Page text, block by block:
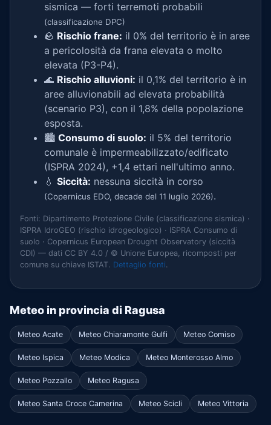
sismica — forti terremoti probabili
(classificazione DPC)
🪨 Rischio frane: il 0% del territorio è in aree
a pericolosità da frana elevata o molto
elevata (P3-P4).
🌊 Rischio alluvioni: il 0,1% del territorio è in
aree alluvionabili ad elevata probabilità
(scenario P3), con il 1,8% della popolazione
esposta.
🏙️ Consumo di suolo: il 5% del territorio
comunale è impermeabilizzato/edificato
(ISPRA 2024), +1,4 ettari nell'ultimo anno.
💧 Siccità: nessuna siccità in corso
(Copernicus EDO, decade del 11 luglio 2026).
Fonti: Dipartimento Protezione Civile (classificazione sismica) ·
ISPRA IdroGEO (rischio idrogeologico) · ISPRA Consumo di
suolo · Copernicus European Drought Observatory (siccità
CDI) — dati CC BY 4.0 / © Unione Europea, ricomposti per
comune su chiave ISTAT. Dettaglio fonti.
Meteo in provincia di Ragusa
Meteo Acate Meteo Chiaramonte Gulfi Meteo Comiso
Meteo Ispica Meteo Modica Meteo Monterosso Almo
Meteo Pozzallo Meteo Ragusa
Meteo Santa Croce Camerina Meteo Scicli Meteo Vittoria